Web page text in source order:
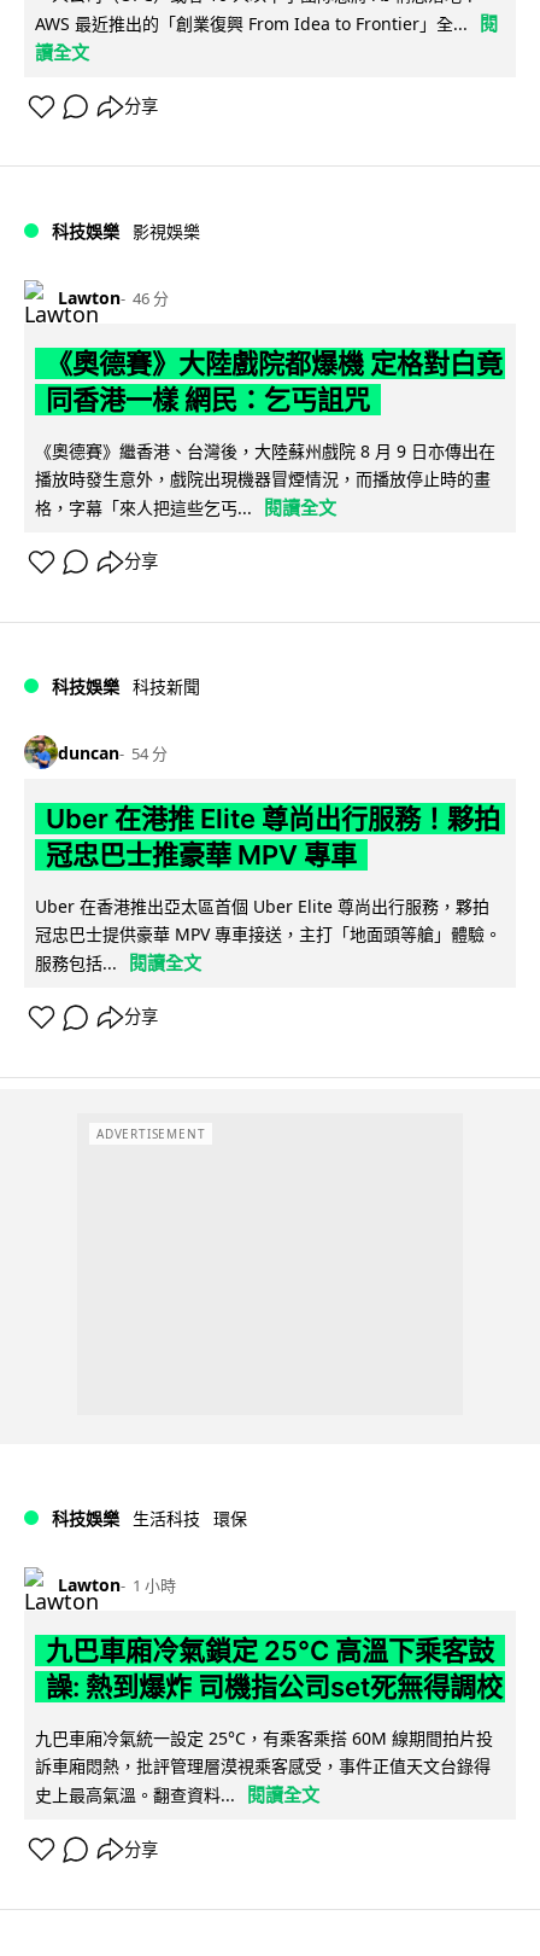
AWS 最近推出的「創業復興 From Idea to Frontier」全...
閱
讀全文
分享
科技娛樂 影視娛樂
Lawton 46 分
《奧德賽》大陸戲院都爆機 定格對白竟
同香港一樣 網民：乞丐詛咒
《奧德賽》繼香港、台灣後，大陸蘇州戲院 8 月 9 日亦傳出在
播放時發生意外，戲院出現機器冒煙情況，而播放停止時的畫
格，字幕「來人把這些乞丐...
閱讀全文
分享
科技娛樂 科技新聞
duncan 54 分
Uber 在港推 Elite 尊尚出行服務！夥拍
冠忠巴士推豪華 MPV 專車
Uber 在香港推出亞太區首個 Uber Elite 尊尚出行服務，夥拍
冠忠巴士提供豪華 MPV 專車接送，主打「地面頭等艙」體驗。
服務包括...
閱讀全文
分享
ADVERTISEMENT
科技娛樂 生活科技 環保
Lawton 1 小時
九巴車廂冷氣鎖定 25°C 高溫下乘客鼓
譟: 熱到爆炸 司機指公司set死無得調校
九巴車廂冷氣統一設定 25°C，有乘客乘搭 60M 線期間拍片投
訴車廂悶熱，批評管理層漠視乘客感受，事件正值天文台錄得
史上最高氣溫。翻查資料...
閱讀全文
分享